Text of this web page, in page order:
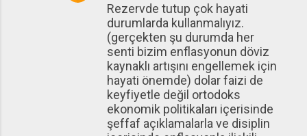
Rezervde tutup çok hayati
durumlarda kullanmalıyız.
(gerçekten şu durumda her
senti bizim enflasyonun döviz
kaynaklı artışını engellemek için
hayati önemde) dolar faizi de
keyfiyetle değil ortodoks
ekonomik politikaları içerisinde
şeffaf açıklamalarla ve disiplin